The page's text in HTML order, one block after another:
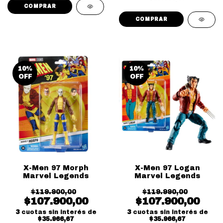
10%
OFF
X-Men 97 Morph
Marvel Legends
$119.900,00
$107.900,00
3 cuotas sin interés de
$35.966,67
10%
OFF
X-Men 97 Logan
Marvel Legends
$119.990,00
$107.900,00
3 cuotas sin interés de
$35.966,67